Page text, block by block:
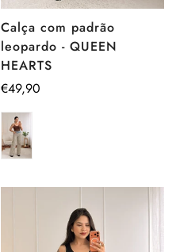
Calça com padrão
leopardo - QUEEN
HEARTS
Preço
€49,90